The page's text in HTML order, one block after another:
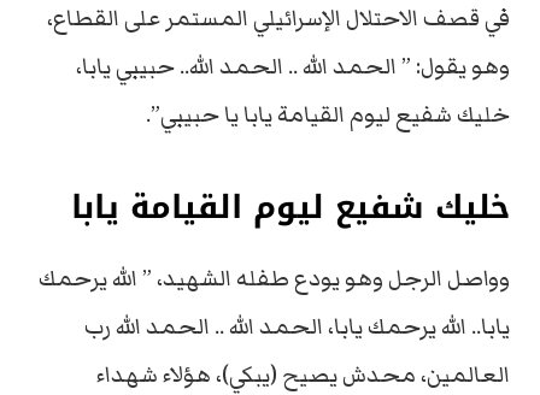
في قصف الاحتلال الإسرائيلي المستمر على القطاع،
وهو يقول: ” الحمد الله .. الحمد الله.. حبيبي يابا،
خليك شفيع ليوم القيامة يابا يا حبيبي”.
خليك شفيع ليوم القيامة يابا
وواصل الرجل وهو يودع طفله الشهيد، ” الله يرحمك
يابا.. الله يرحمك يابا، الحمد الله .. الحمد الله رب
العالمين، محدش يصيح (يبكي)، هؤلاء شهداء